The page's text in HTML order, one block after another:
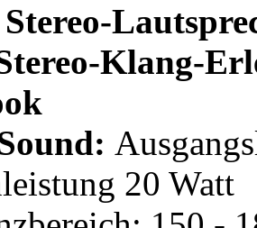
Klang-
20 Watt